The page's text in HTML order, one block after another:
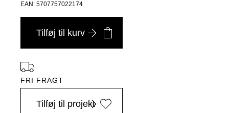
EAN: 5707757022174
Tilføj til kurv
FRI FRAGT
i Danmark ved køb over 4.999 DKK, -
Tilføj til projekt